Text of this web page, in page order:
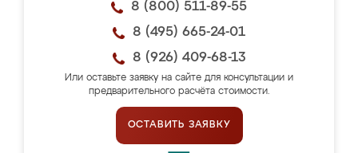
8 (800) 511-89-55
8 (495) 665-24-01
8 (926) 409-68-13
Или оставьте заявку на сайте для консультации и
предварительного расчёта стоимости.
ОСТАВИТЬ ЗАЯВКУ